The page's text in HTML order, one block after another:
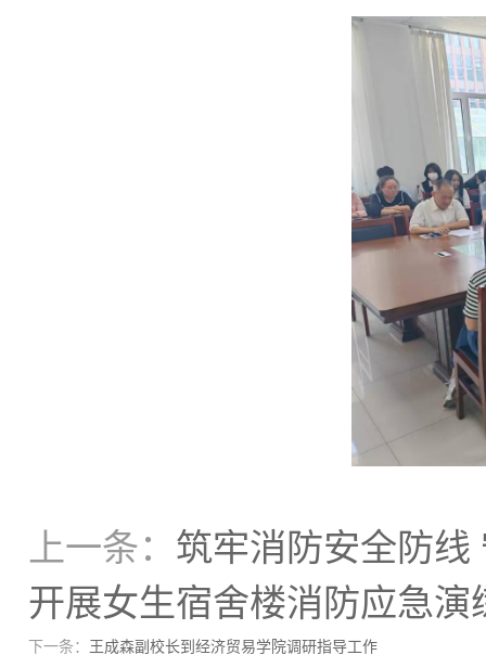
上一条： 筑牢消防安全防
开展女生宿舍楼消防应急演
下一条： 王成森副校长到经济贸易学院调研指导工作